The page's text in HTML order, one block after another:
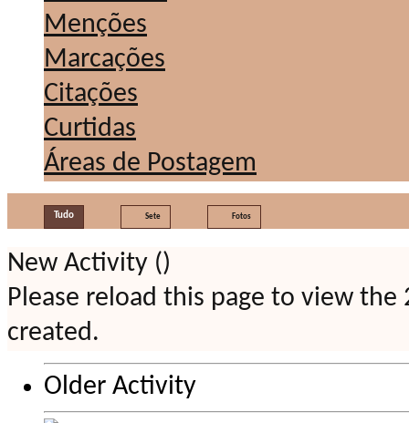
Menções
Marcações
Citações
Curtidas
Áreas de Postagem
Tudo Sete Fotos
New Activity ()
Please reload this page to view
created.
Older Activity